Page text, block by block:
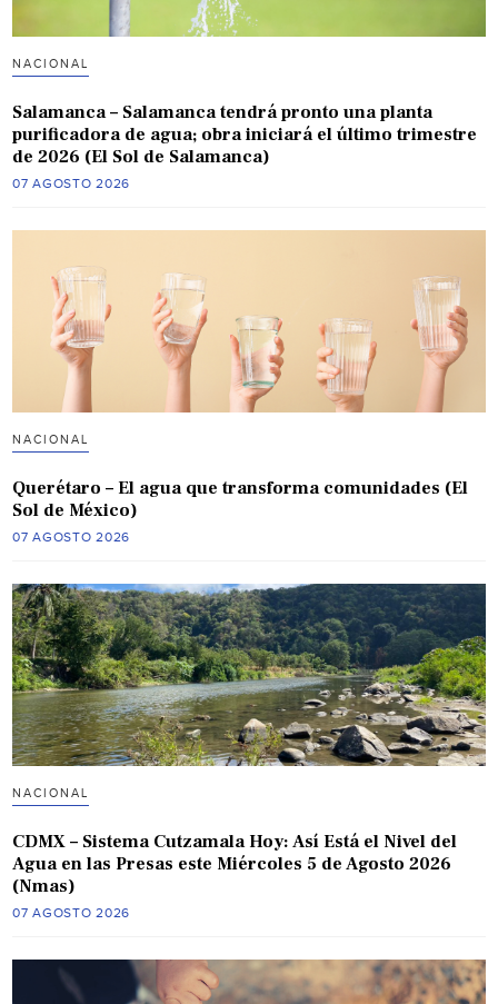
NACIONAL
Salamanca – Salamanca tendrá pronto una planta
purificadora de agua; obra iniciará el último trimestre
de 2026 (El Sol de Salamanca)
07 AGOSTO 2026
NACIONAL
Querétaro – El agua que transforma comunidades (El
Sol de México)
07 AGOSTO 2026
NACIONAL
CDMX – Sistema Cutzamala Hoy: Así Está el Nivel del
Agua en las Presas este Miércoles 5 de Agosto 2026
(Nmas)
07 AGOSTO 2026